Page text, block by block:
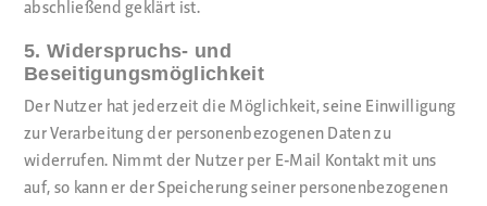
abschließend geklärt ist.
5. Widerspruchs- und
Beseitigungsmöglichkeit
Der Nutzer hat jederzeit die Möglichkeit, seine Einwilligung
zur Verarbeitung der personenbezogenen Daten zu
widerrufen. Nimmt der Nutzer per E-Mail Kontakt mit uns
auf, so kann er der Speicherung seiner personenbezogenen